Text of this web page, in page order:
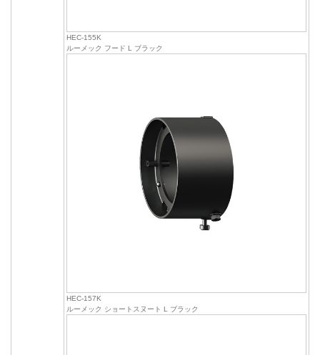
HEC-155K
ルーメック フード L ブラック
HEC-157K
ルーメック ショートスヌート L ブラック